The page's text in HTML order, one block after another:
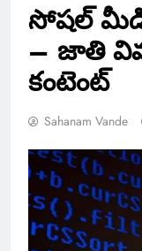
సోషల్
– జాతి
కంటెంట్
Sahanam Vande